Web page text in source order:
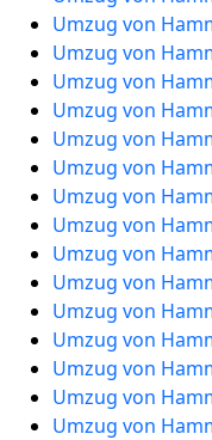
Umzug von
Umzug von
Umzug von
Umzug von
Umzug von
Umzug von
Umzug von
Umzug von
Umzug von
Umzug von
Umzug von
Umzug von
Umzug von
Umzug von
Umzug von